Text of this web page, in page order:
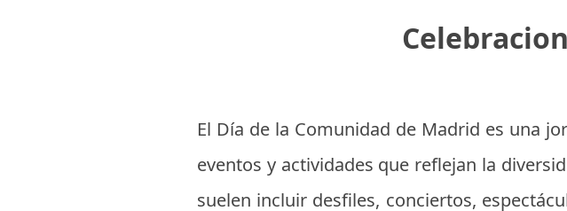
El Día de la Comunidad de Madrid es una
eventos y actividades que reflejan la
suelen incluir desfiles, conciertos,